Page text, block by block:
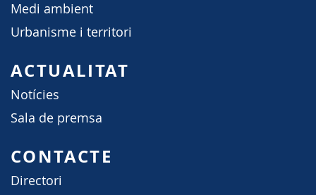
Medi ambient
Urbanisme i territori
ACTUALITAT
Notícies
Sala de premsa
CONTACTE
Directori